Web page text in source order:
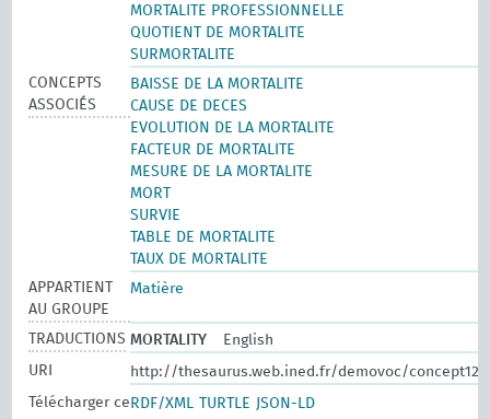
MORTALITE PROFESSIONNELLE
QUOTIENT DE MORTALITE
SURMORTALITE
CONCEPTS
ASSOCIÉS
BAISSE DE LA MORTALITE
CAUSE DE DECES
EVOLUTION DE LA MORTALITE
FACTEUR DE MORTALITE
MESURE DE LA MORTALITE
MORT
SURVIE
TABLE DE MORTALITE
TAUX DE MORTALITE
APPARTIENT
AU GROUPE
Matière
TRADUCTIONS MORTALITY
English
URI
http://thesaurus.web.ined.fr/demovoc/
Télécharger ce RDF/XML TURTLE JSON-LD